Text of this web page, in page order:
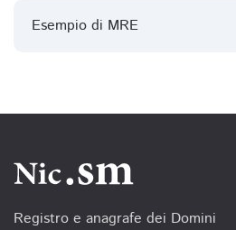
Esempio di MRE
Registro e anagrafe dei Domini